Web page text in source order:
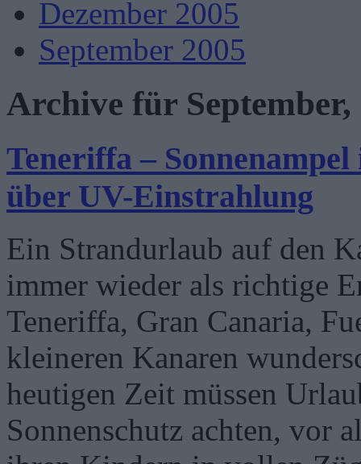
Dezember 2005
September 2005
Archive für September,
Teneriffa –
über UV-Einstrahlung
Ein Strandurlaub auf den
immer wieder als richtige
Teneriffa, Gran Canaria,
kleineren Kanaren
heutigen Zeit müssen
Sonnenschutz achten, vor